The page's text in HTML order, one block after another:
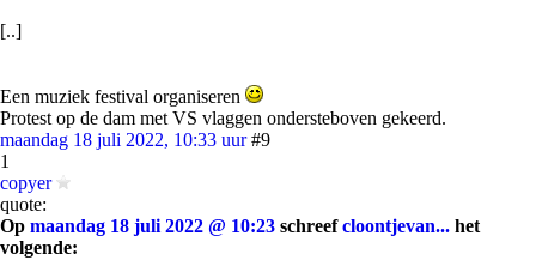
[..]
Een muziek festival organiseren
Protest op de dam met VS vlaggen ondersteboven gekeerd.
maandag 18 juli 2022, 10:33 uur #9
1
copyer
quote:
Op maandag 18 juli 2022 @ 10:23 schreefcloontjevan... het
volgende: